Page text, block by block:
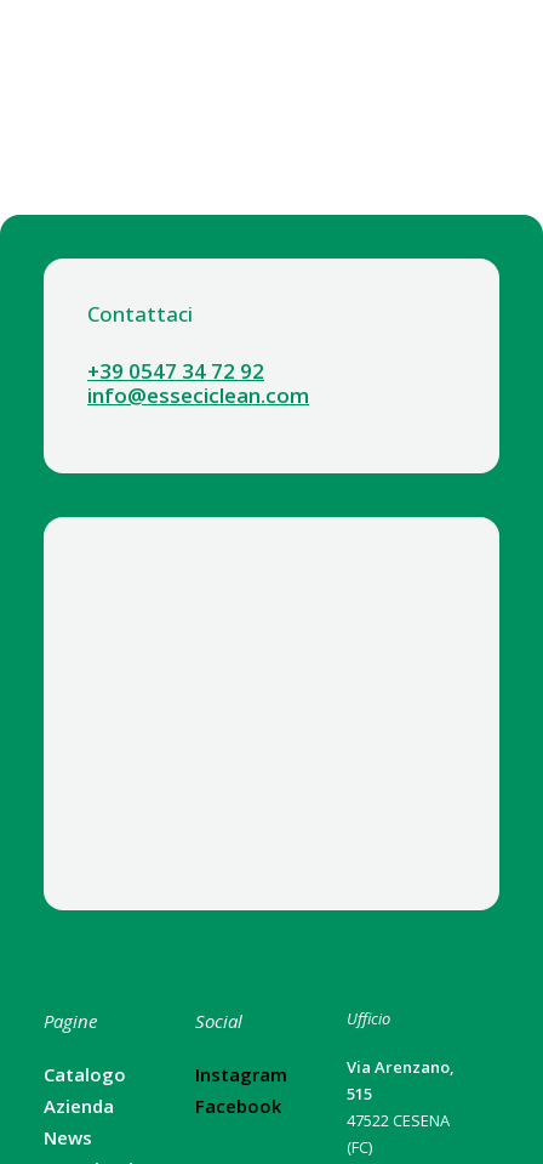
Contattaci
+39 0547 34 72 92
info@esseciclean.com
Pagine
Catalogo
Azienda
News
Social
Instagram
Facebook
Ufficio
Via Arenzano,
515
47522 CESENA
(FC)